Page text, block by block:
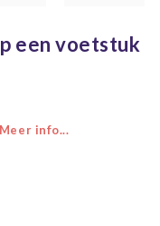
een voetstuk
Meer info...